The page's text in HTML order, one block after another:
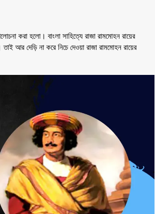
করা হলো। বাংলা সাহিত্যে রাজা রামমোহন রায়ের
আর দেড়ি না করে নিচে দেওয়া রাজা রামমোহন রায়ের